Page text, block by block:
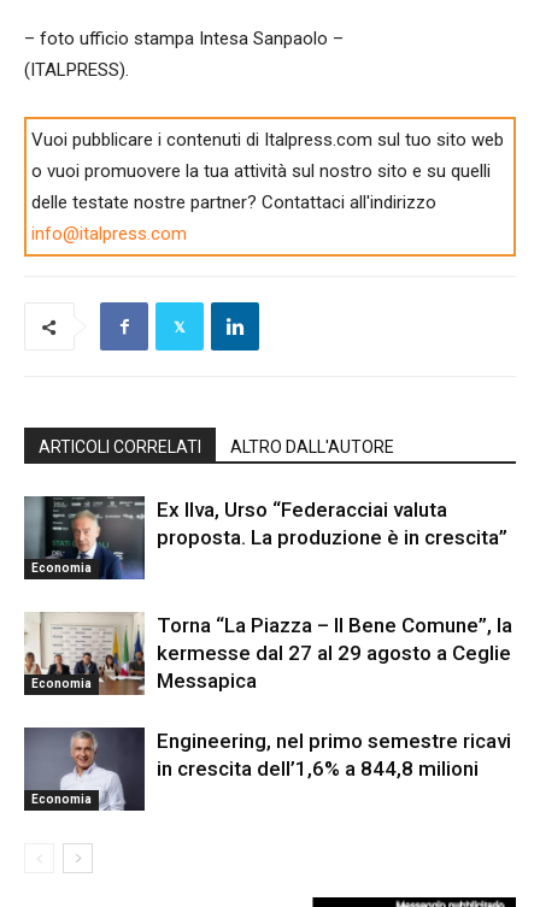
– foto ufficio stampa Intesa Sanpaolo –
(ITALPRESS).
Vuoi pubblicare i contenuti di Italpress.com sul tuo sito web
o vuoi promuovere la tua attività sul nostro sito e su quelli
delle testate nostre partner? Contattaci all'indirizzo
info@italpress.com
ARTICOLI CORRELATI ALTRO DALL'AUTORE
Economia
Ex Ilva, Urso “Federacciai valuta
proposta. La produzione è in crescita”
Economia
Torna “La Piazza – Il Bene Comune”, la
kermesse dal 27 al 29 agosto a Ceglie
Messapica
Economia
Engineering, nel primo semestre ricavi
in crescita dell’1,6% a 844,8 milioni